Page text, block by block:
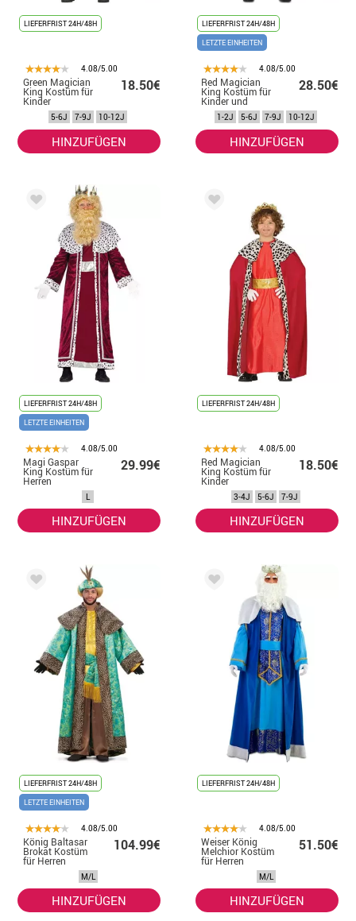
LIEFERFRIST 24H/48H
4.08/5.00
Green Magician
King Kostüm für
Kinder
18.50€
5-6J 7-9J 10-12J
HINZUFÜGEN
LIEFERFRIST 24H/48H
LETZTE EINHEITEN
4.08/5.00
Red Magician
King Kostüm für
Kinder und
Babys
28.50€
1-2J 5-6J 7-9J 10-12J
HINZUFÜGEN
LIEFERFRIST 24H/48H
LETZTE EINHEITEN
4.08/5.00
Magi Gaspar
King Kostüm für
Herren
29.99€
L
HINZUFÜGEN
LIEFERFRIST 24H/48H
4.08/5.00
Red Magician
King Kostüm für
Kinder
18.50€
3-4J 5-6J 7-9J
HINZUFÜGEN
LIEFERFRIST 24H/48H
LETZTE EINHEITEN
4.08/5.00
König Baltasar
Brokat Kostüm
für Herren
104.99€
M/L
HINZUFÜGEN
LIEFERFRIST 24H/48H
4.08/5.00
Weiser König
Melchior Kostüm
für Herren
51.50€
M/L
HINZUFÜGEN